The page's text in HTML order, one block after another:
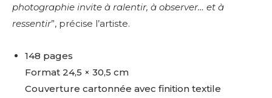
photographie invite à ralentir, à observer… et à
ressentir”, précise l’artiste.
148 pages
Format 24,5 × 30,5 cm
Couverture cartonnée avec finition textile